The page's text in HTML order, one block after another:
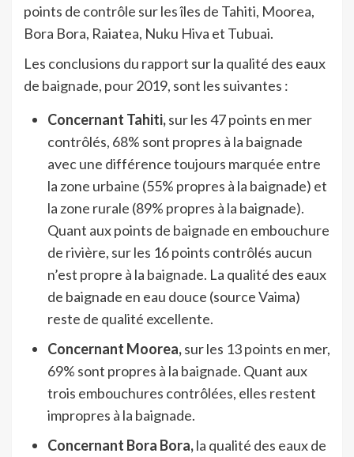
points de contrôle sur les îles de Tahiti, Moorea,
Bora Bora, Raiatea, Nuku Hiva et Tubuai.
Les conclusions du rapport sur la qualité des eaux
de baignade, pour 2019, sont les suivantes :
Concernant Tahiti,sur les 47 points en mer
contrôlés, 68% sont propres à la baignade
avec une différence toujours marquée entre
la zone urbaine (55% propres à la baignade) et
la zone rurale (89% propres à la baignade).
Quant aux points de baignade en embouchure
de rivière, sur les 16 points contrôlés aucun
n’est propre à la baignade. La qualité des eaux
de baignade en eau douce (source Vaima)
reste de qualité excellente.
Concernant Moorea,sur les 13 points en mer,
69% sont propres à la baignade. Quant aux
trois embouchures contrôlées, elles restent
impropres à la baignade.
Concernant Bora Bora,la qualité des eaux de